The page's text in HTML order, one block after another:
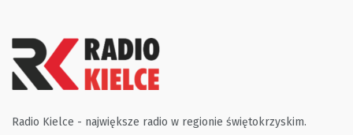
Radio Kielce - największe radio w regionie świętokrzyskim.